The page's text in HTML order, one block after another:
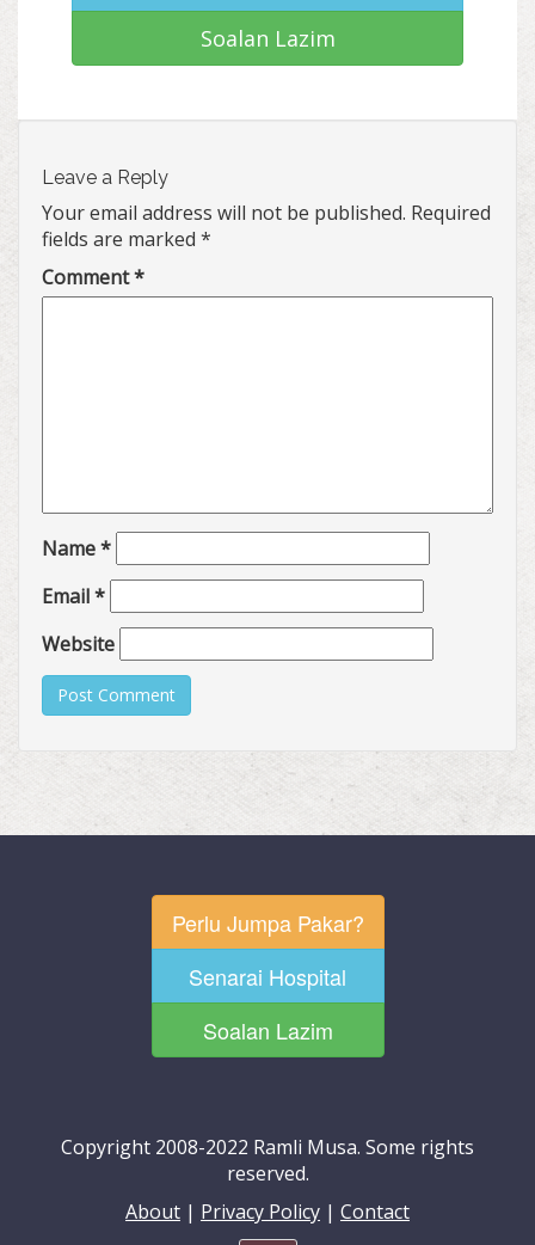
Soalan Lazim
Leave a Reply
Your email address will not be published. Required
fields are marked *
Comment*
Name*
Email*
Website
Perlu Jumpa Pakar?
Senarai Hospital
Soalan Lazim
Copyright 2008-2022 Ramli Musa. Some rights
reserved.
About | Privacy Policy | Contact